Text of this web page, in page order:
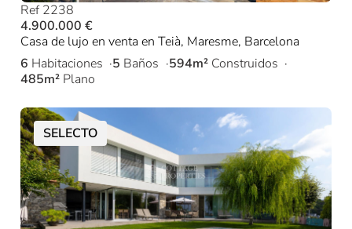
Ref 2238
4.900.000 €
Casa de lujo en venta en Teià, Maresme, Barcelona
6 Habitaciones 5 Baños 594m² Construidos
485m² Plano
SELECTO